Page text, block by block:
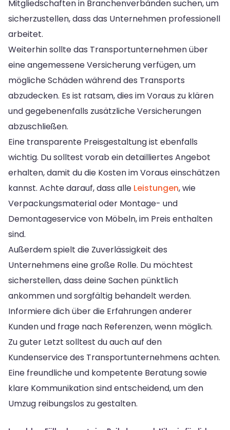
Mitgliedschaften in Branchenverbänden suchen, um
sicherzustellen, dass das Unternehmen professionell
arbeitet.
Weiterhin sollte das Transportunternehmen über
eine angemessene Versicherung verfügen, um
mögliche Schäden während des Transports
abzudecken. Es ist ratsam, dies im Voraus zu klären
und gegebenenfalls zusätzliche Versicherungen
abzuschließen.
Eine transparente Preisgestaltung ist ebenfalls
wichtig. Du solltest vorab ein detailliertes Angebot
erhalten, damit du die Kosten im Voraus einschätzen
kannst. Achte darauf, dass alle Leistungen, wie
Verpackungsmaterial oder Montage- und
Demontageservice von Möbeln, im Preis enthalten
sind.
Außerdem spielt die Zuverlässigkeit des
Unternehmens eine große Rolle. Du möchtest
sicherstellen, dass deine Sachen pünktlich
ankommen und sorgfältig behandelt werden.
Informiere dich über die Erfahrungen anderer
Kunden und frage nach Referenzen, wenn möglich.
Zu guter Letzt solltest du auch auf den
Kundenservice des Transportunternehmens achten.
Eine freundliche und kompetente Beratung sowie
klare Kommunikation sind entscheidend, um den
Umzug reibungslos zu gestalten.